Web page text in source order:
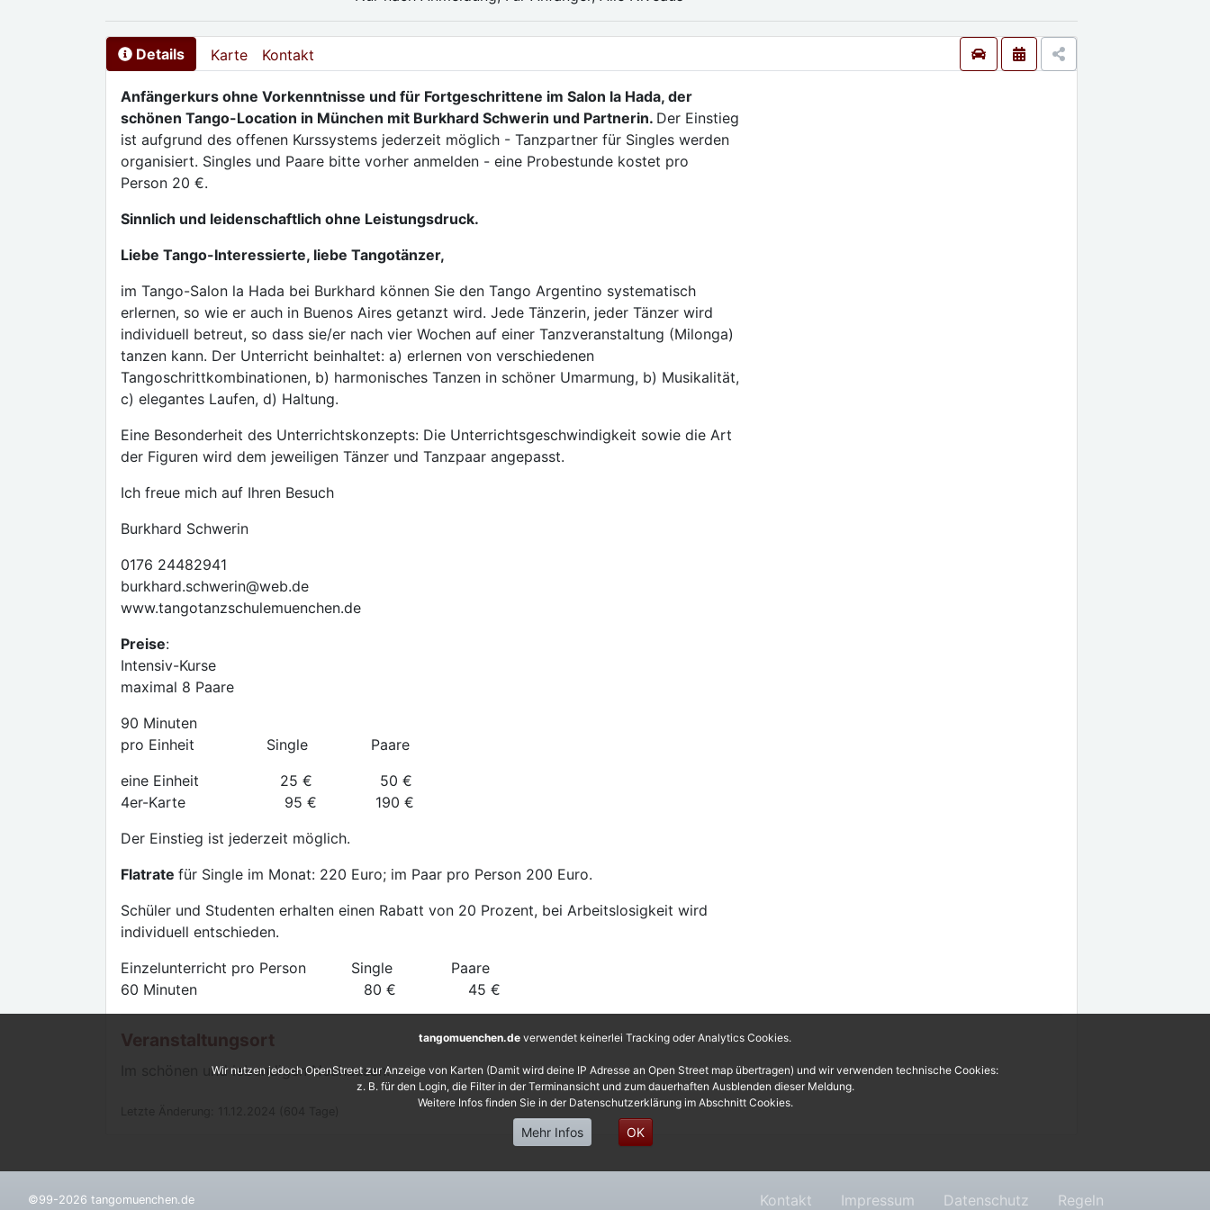
Details Karte Kontakt
Anfängerkurs ohne Vorkenntnisse und für Fortgeschrittene im Salon la Hada, der
schönen Tango-Location in München mit Burkhard Schwerin und Partnerin. Der Einstieg
ist aufgrund des offenen Kurssystems jederzeit möglich - Tanzpartner für Singles werden
organisiert. Singles und Paare bitte vorher anmelden - eine Probestunde kostet pro
Person 20 €.
Sinnlich und leidenschaftlich ohne Leistungsdruck.
Liebe Tango-Interessierte, liebe Tangotänzer,
im Tango-Salon la Hada bei Burkhard können Sie den Tango Argentino systematisch
erlernen, so wie er auch in Buenos Aires getanzt wird. Jede Tänzerin, jeder Tänzer wird
individuell betreut, so dass sie/er nach vier Wochen auf einer Tanzveranstaltung (Milonga)
tanzen kann. Der Unterricht beinhaltet: a) erlernen von verschiedenen
Tangoschrittkombinationen, b) harmonisches Tanzen in schöner Umarmung, b) Musikalität,
c) elegantes Laufen, d) Haltung.
Eine Besonderheit des Unterrichtskonzepts: Die Unterrichtsgeschwindigkeit sowie die Art
der Figuren wird dem jeweiligen Tänzer und Tanzpaar angepasst.
Ich freue mich auf Ihren Besuch
Burkhard Schwerin
0176 24482941
burkhard.schwerin@web.de
www.tangotanzschulemuenchen.de
Preise:
Intensiv-Kurse
maximal 8 Paare
90 Minuten
pro Einheit Single Paare
eine Einheit 25 € 50 €
4er-Karte 95 € 190 €
Der Einstieg ist jederzeit möglich.
Flatrate für Single im Monat: 220 Euro; im Paar pro Person 200 Euro.
Schüler und Studenten erhalten einen Rabatt von 20 Prozent, bei Arbeitslosigkeit wird
individuell entschieden.
Einzelunterricht pro Person Single Paare
60 Minuten 80 € 45 €
Veranstaltungsort
Im schönen und lebendigen Neuhausen!
©99-2026 tangomuenchen.de Kontakt Impressum Datenschutz Regeln
tangomuenchen.de verwendet keinerlei Tracking oder Analytics Cookies.
Wir nutzen jedoch OpenStreet zur Anzeige von Karten (Damit wird deine IP Adresse an Open Street map übertragen) und wir verwenden technische Cookies:
z. B. für den Login, die Filter in der Terminansicht und zum dauerhaften Ausblenden dieser Meldung.
Weitere Infos finden Sie in der Datenschutzerklärung im Abschnitt Cookies.
Mehr Infos OK